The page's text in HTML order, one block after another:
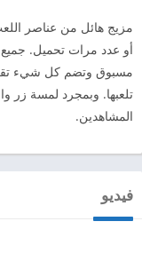
مزيج هائل من عناصر
أو عدد مرات تحميل. جميع
مسبوق وتضم كل شيء
تلعبها. وبمجرد لمسة زر
المشاهدين.
فيديو